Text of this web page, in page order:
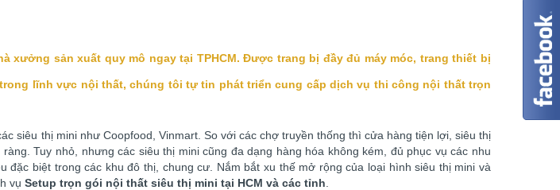
xưởng sản xuất quy mô ngay tại TPHCM. Được trang bị đầy đủ máy móc, trang thiết bị
lĩnh vực nội thất, chúng tôi tự tin phát triển cung cấp dịch vụ thi công nội thất trọn
siêu thị mini như Coopfood, Vinmart. So với các chợ truyền thống thì cửa hàng tiện lợi, siêu thị
Tuy nhỏ, nhưng các siêu thị mini cũng đa dạng hàng hóa không kém, đủ phục vụ các nhu
biệt trong các khu đô thị, chung cư. Nắm bắt xu thế mở rộng của loại hình siêu thị mini và
vụ Setup trọn gói nội thất siêu thị mini tại HCM và các tỉnh